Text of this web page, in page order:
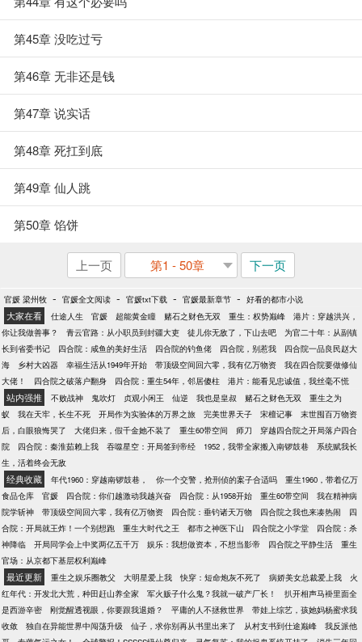
第45章 没吃过亏
第46章 无非还是钱
第47章 说实话
第48章 死扛到底
第49章 仙人跳
第50章 馅饼
上一页 第1 - 50章 下一页
官媛 梁州牧 - 官媛全文阅读 - 官媛txt下载 - 官媛最新章节 - 好看的都市小说
大家在看 仕途人生 官媛 超能黄金瞳 赌石之财色无双 重生：权势巅峰
港片：穿越洪兴，
你让我做善事？
青云官路：从小职员到封疆大吏 徒儿你无敌了，下山去吧
为官二十年：从副镇
长到省委书记
四合院：咸鱼的美好生活 四合院的钓鱼佬 四合院，别惹我
四合院一品良民赵大
海
乡村大凶器 幸福生活从1949年开始 带顶级空间回六零，我有亿万物资
我在四合院要做修仙
大佬！
四合院之破落户翻身 四合院：重生54年，邻居傻柱 港片：能看见忠诚值，我丝毫不慌
站内强推 不败战神 鬼吹灯 贞观小闲王 仙逆 我也是皇叔 赌石之财色无双
重生之为
蚁
我在天牢，长生不死 开局作为实验体的万界之旅 完美世界天子 宋檀记事
末世囤百万物资
后，白眼狼悔哭了
大佬归来，假千金她不装了 重生60带空间 师刀
穿越四合院之开局落户四合
院
四合院：秦淮茹赖上我 吞噬星空：开局签到帝经 1952，我带全家搬入南锣鼓巷
系统赋我长
生，活着终会无敌
经典收藏 年代1960：穿越南锣鼓巷， 你一个交警，抢刑侦的案子合适吗
重生1960，带着亿万
食品仓库
官媛 四合院：你们越激动我越兴奋 四合院：从1958开始 重生60带空间
我在精神病
院学斩神
带顶级空间回六零，我有亿万物资 四合院：垂钓诸天万物 四合院之我也来凑热闹
四
合院：开局就王炸！一个别想跑
重生大时代之王 都市之神医下山 四合院之小学堂
四合院：杀
神降临
开局同学会上中奖两亿五千万 娱乐：我想做资本，不想当影帝 四合院之平静生活
重生
官场：从京都下基层权利巅峰
最近更新 重生之娱乐圈教父 大明星爱上我 快穿：短命炮灰不死了 病娇美女总裁爱上我
火
红年代：开发北大荒，种田赶山养全家
军火贩子什么鬼？我就一破产厂长！
扒开相声马褂里面全
是西游辛密
刚觉醒透视眼，你要跟我退婚？ 平庸的人不拯救世界
带娃上综艺，孩她妈杨蜜求我
收敛
独自在异能世界中闯荡升级 仙子，求你别再从书里出来了 从村支书到仕途巅峰
我反派他